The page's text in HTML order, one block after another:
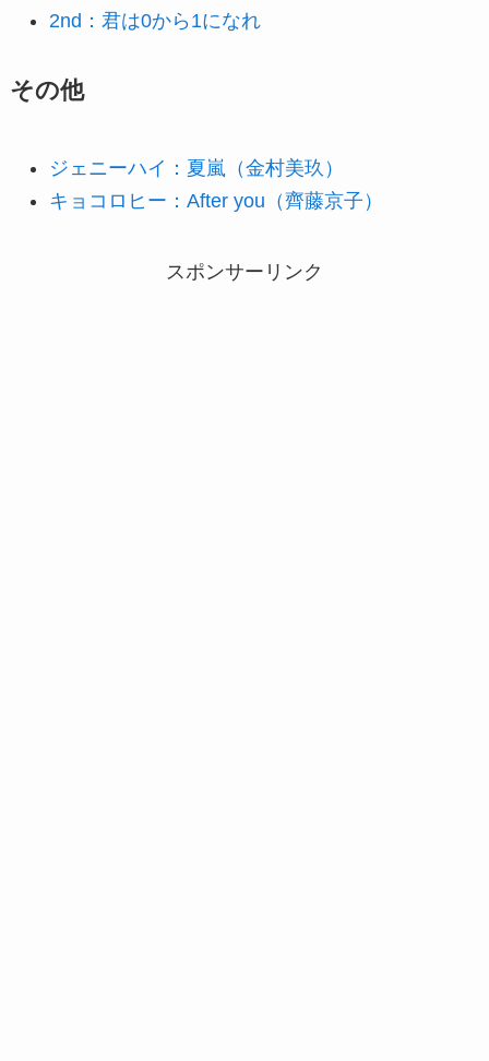
2nd：君は0から1になれ
その他
ジェニーハイ：夏嵐（金村美玖）
キョコロヒー：After you（齊藤京子）
スポンサーリンク